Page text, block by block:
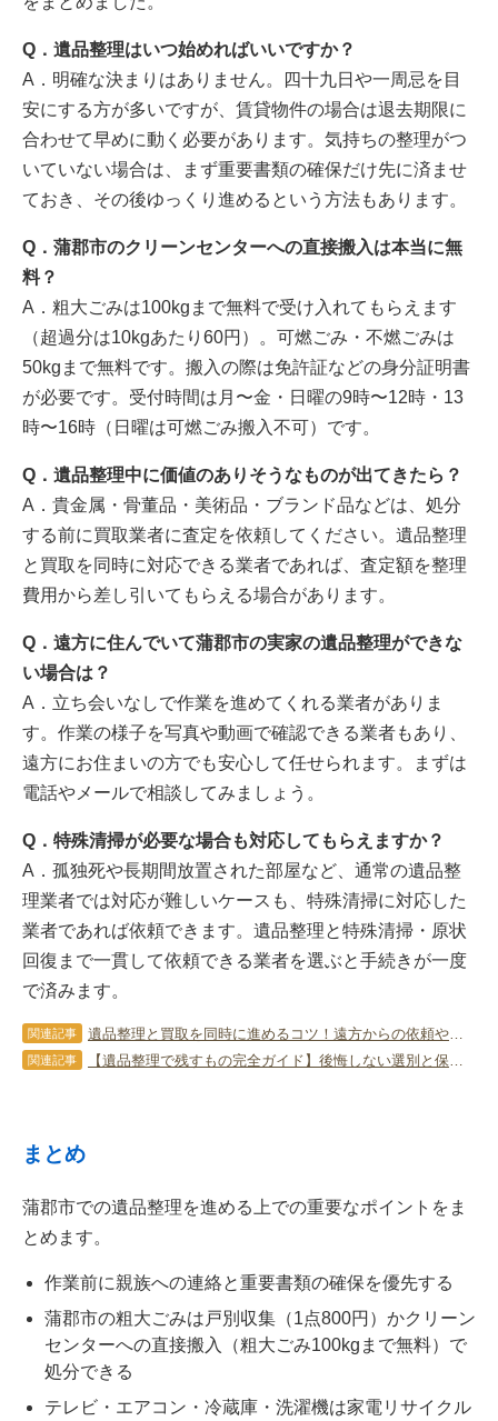
Q．遺品整理はいつ始めればいいですか？
A．明確な決まりはありません。四十九日や一周忌を目
安にする方が多いですが、賃貸物件の場合は退去期限に
合わせて早めに動く必要があります。気持ちの整理がつ
いていない場合は、まず重要書類の確保だけ先に済ませ
ておき、その後ゆっくり進めるという方法もあります。
Q．蒲郡市のクリーンセンターへの直接搬入は本当に無
料？
A．粗大ごみは100kgまで無料で受け入れてもらえます
（超過分は10kgあたり60円）。可燃ごみ・不燃ごみは
50kgまで無料です。搬入の際は免許証などの身分証明書
が必要です。受付時間は月〜金・日曜の9時〜12時・13
時〜16時（日曜は可燃ごみ搬入不可）です。
Q．遺品整理中に価値のありそうなものが出てきたら？
A．貴金属・骨董品・美術品・ブランド品などは、処分
する前に買取業者に査定を依頼してください。遺品整理
と買取を同時に対応できる業者であれば、査定額を整理
費用から差し引いてもらえる場合があります。
Q．遠方に住んでいて蒲郡市の実家の遺品整理ができな
い場合は？
A．立ち会いなしで作業を進めてくれる業者がありま
す。作業の様子を写真や動画で確認できる業者もあり、
遠方にお住まいの方でも安心して任せられます。まずは
電話やメールで相談してみましょう。
Q．特殊清掃が必要な場合も対応してもらえますか？
A．孤独死や長期間放置された部屋など、通常の遺品整
理業者では対応が難しいケースも、特殊清掃に対応した
業者であれば依頼できます。遺品整理と特殊清掃・原状
回復まで一貫して依頼できる業者を選ぶと手続きが一度
で済みます。
関連記事
関連記事
まとめ
蒲郡市での遺品整理を進める上での重要なポイントをま
とめます。
作業前に親族への連絡と重要書類の確保を優先する
蒲郡市の粗大ごみは戸別収集（1点800円）かクリーン
センターへの直接搬入（粗大ごみ100kgまで無料）で
処分できる
テレビ・エアコン・冷蔵庫・洗濯機は家電リサイクル